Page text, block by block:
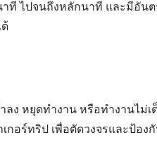
นาที ไปจนถึงหลักนาที และมีอั
ง หยุดทำงาน หรือทำงานไม่
อร์ทริป เพื่อตัดวงจรและป้อง